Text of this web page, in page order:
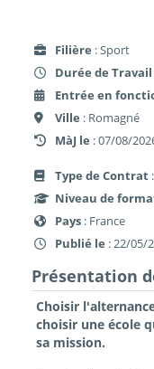
Filière : Sport
Durée de Travail
Entrée en
Ville : Romagné
MàJ le : 07/08/
Type de Contrat
Niveau de
Pays : France
Publié le : 22/05/
Présentation
Choisir
choisir une école
sa mission.